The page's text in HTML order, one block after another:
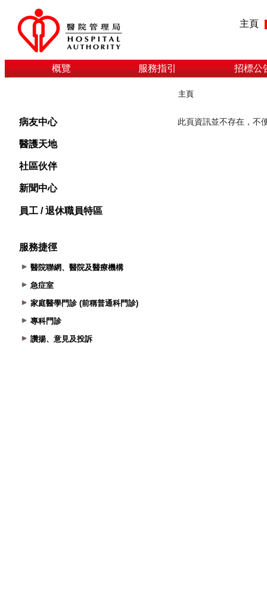
主頁
概覽 服務指引 招標公
病友中心
醫護天地
社區伙伴
新聞中心
員工 / 退休職員特區
服務捷徑
醫院聯網、醫院及醫療機構
急症室
家庭醫學門診 (前稱普通科門診)
專科門診
讚揚、意見及投訴
主頁